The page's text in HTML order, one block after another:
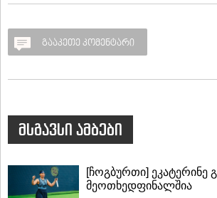
გააკეთე კომენტარი
მსგავსი ამბები
[ჩოგბურთი] ეკატერინე
მეოთხედფინალშია